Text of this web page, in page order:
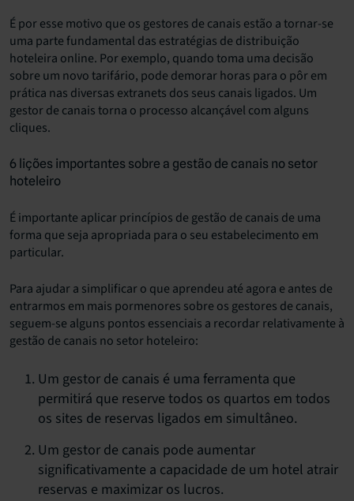
É por esse motivo que os gestores de canais estão a tornar-se
uma parte fundamental das estratégias de distribuição
hoteleira online. Por exemplo, quando toma uma decisão
sobre um novo tarifário, pode demorar horas para o pôr em
prática nas diversas extranets dos seus canais ligados. Um
gestor de canais torna o processo alcançável com alguns
cliques.
6 lições importantes sobre a gestão de canais no setor
hoteleiro
É importante aplicar princípios de gestão de canais de uma
forma que seja apropriada para o seu estabelecimento em
particular.
Para ajudar a simplificar o que aprendeu até agora e antes de
entrarmos em mais pormenores sobre os gestores de canais,
seguem-se alguns pontos essenciais a recordar relativamente à
gestão de canais no setor hoteleiro:
Um gestor de canais é uma ferramenta que
permitirá que reserve todos os quartos em todos
os sites de reservas ligados em simultâneo.
Um gestor de canais pode aumentar
significativamente a capacidade de um hotel atrair
reservas e maximizar os lucros.